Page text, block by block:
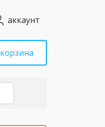
аккаунт
корзина